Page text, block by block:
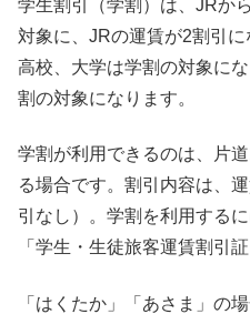
学生割引（学割）は、JRか
対象に、JRの運賃が2割引に
高校、大学は学割の対象に
割の対象になります。
学割が利用できるのは、片
る場合です。割引内容は、
引なし）。学割を利用する
「学生・生徒旅客運賃割引
「はくたか」「あさま」の